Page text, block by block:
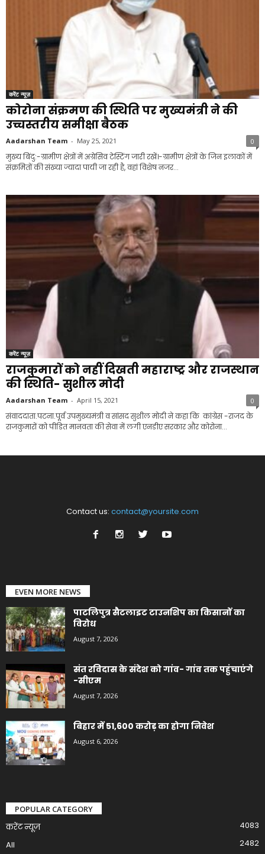
करेंट न्यूज़
कोरोना संक्रमण की स्थिति पर मुख्यमंत्री ने की
उच्चस्तरीय समीक्षा बैठक
Aadarshan Team - May 25, 2021 0
मुख्य बिंदु:-ग्रामीण क्षेत्रों में अग्रेसिव टेस्टिंग जारी रखें।-ग्रामीण क्षेत्रों के जिन इलाकों में
संक्रमितों की संख्या ज्यादा पायी जा रही है, वहां विशेष नजर...
करेंट न्यूज़
राजकुमारों को नहीं दिखती महाराष्ट्र और राजस्थान
की स्थिति- सुशील मोदी
Aadarshan Team - April 15, 2021 0
संवाददाता.पटना.पूर्व उपमुख्यमंत्री व सांसद सुशील मोदी ने कहा कि कांग्रेस -राजद के
राजकुमारों को पीडित मानवता की सेवा में लगी एनडीए सरकार और कोरोना...
Contact us: contact@yoursite.com
EVEN MORE NEWS
पाटलिपुत्र सैटलाइट टाउनशिप का किसानों का
विरोध
August 7, 2026
संत रविदास के संदेश को गांव- गांव तक पहुंचाएंगे
-सीएम
August 7, 2026
बिहार में 51,600 करोड़ का होगा निवेश
August 6, 2026
POPULAR CATEGORY
करेंट न्यूज़
4083
All
2482